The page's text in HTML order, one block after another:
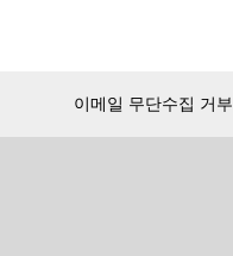
이메일 무단수집 거부